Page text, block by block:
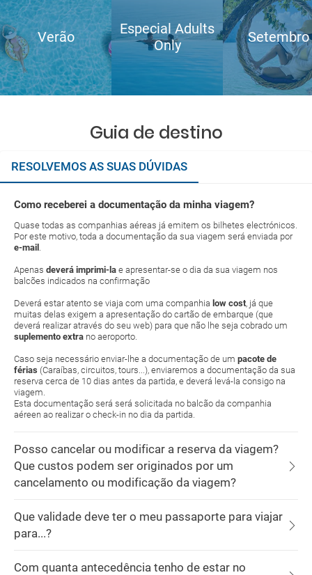
Verão
Especial Adults
Only
Setembro
Guia de destino
RESOLVEMOS AS SUAS DÚVIDAS
Como receberei a documentação da minha viagem?
Quase todas as companhias aéreas já emitem os bilhetes electrónicos.
Por este motivo, toda a documentação da sua viagem será enviada por
e-mail .
Apenas deverá imprimi-la e apresentar-se o dia da sua viagem nos
balcões indicados na confirmação
Deverá estar atento se viaja com uma companhia low cost, já que
muitas delas exigem a apresentação do cartão de embarque (que
deverá realizar através do seu web) para que não lhe seja cobrado um
suplemento extra no aeroporto.
Caso seja necessário enviar-lhe a documentação de um pacote de
férias (Caraíbas, circuitos, tours...), enviaremos a documentação da sua
reserva cerca de 10 dias antes da partida, e deverá levá-la consigo na
viagem.
Esta documentação será será solicitada no balcão da companhia
aéreen ao realizar o check-in no dia da partida.
Posso cancelar ou modificar a reserva da viagem?
Que custos podem ser originados por um
cancelamento ou modificação da viagem?
Que validade deve ter o meu passaporte para viajar
para...?
Com quanta antecedência tenho de estar no